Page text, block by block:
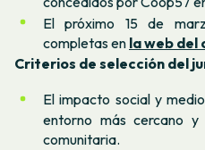
El próximo 15 de
completas en la web del
Criterios de selección del
El impacto social y
entorno más cercano y
comunitaria.